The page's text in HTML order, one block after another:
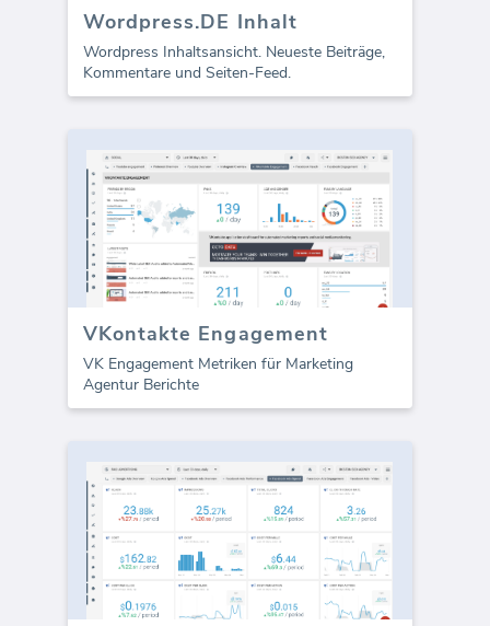
Wordpress.DE Inhalt
Wordpress Inhaltsansicht. Neueste Beiträge,
Kommentare und Seiten-Feed.
VKontakte Engagement
VK Engagement Metriken für Marketing
Agentur Berichte